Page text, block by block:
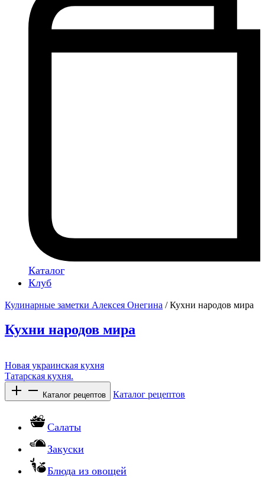
Каталог
Клуб
Кулинарные заметки Алексея Онегина / Кухни народов мира
Кухни народов мира
Новая украинская кухня
Татарская кухня.
Каталог рецептов Каталог рецептов
Салаты
Закуски
Блюда из овощей